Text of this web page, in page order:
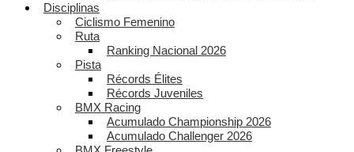
Disciplinas
Ciclismo Femenino
Ruta
Ranking Nacional 2026
Pista
Récords Élites
Récords Juveniles
BMX Racing
Acumulado Championship 2026
Acumulado Challenger 2026